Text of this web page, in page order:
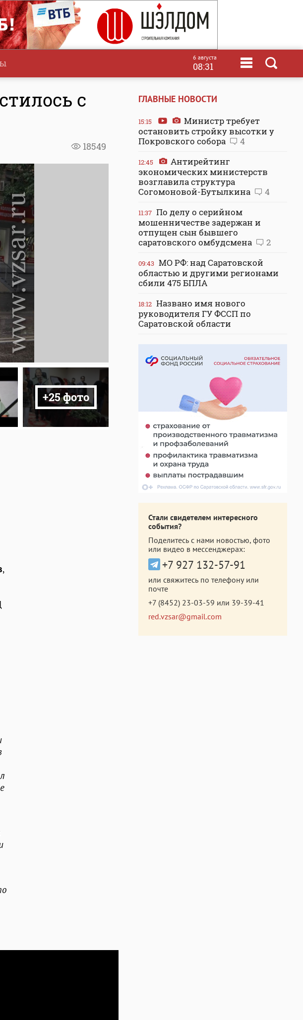
6 августа
08:31
с
18549
+25 фото
,
ГЛАВНЫЕ НОВОСТИ
15:15
Министр требует
остановить стройку высотки у
Покровского собора
4
12:45
Антирейтинг
экономических министерств
возглавила структура
Согомоновой-Бутылкина
4
11:37 По делу о серийном
мошенничестве задержан и
отпущен сын бывшего
саратовского омбудсмена
2
09:43 МО РФ: над Саратовской
областью и другими регионами
сбили 475 БПЛА
18:12 Названо имя нового
руководителя ГУ ФССП по
Саратовской области
Стали свидетелем интересного
события?
Поделитесь с нами новостью, фото
или видео в мессенджерах:
+7 927 132-57-91
или свяжитесь по телефону или
почте
+7 (8452) 23-03-59 или 39-39-41
red.vzsar@gmail.com